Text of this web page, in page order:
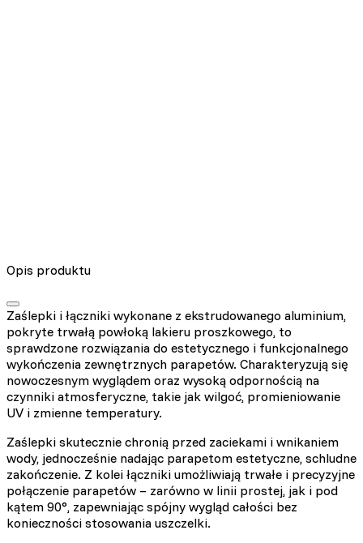
Opis produktu
Zaślepki i łączniki wykonane z ekstrudowanego aluminium,
pokryte trwałą powłoką lakieru proszkowego, to
sprawdzone rozwiązania do estetycznego i funkcjonalnego
wykończenia zewnętrznych parapetów. Charakteryzują się
nowoczesnym wyglądem oraz wysoką odpornością na
czynniki atmosferyczne, takie jak wilgoć, promieniowanie
UV i zmienne temperatury.
Zaślepki skutecznie chronią przed zaciekami i wnikaniem
wody, jednocześnie nadając parapetom estetyczne, schludne
zakończenie. Z kolei łączniki umożliwiają trwałe i precyzyjne
połączenie parapetów – zarówno w linii prostej, jak i pod
kątem 90°, zapewniając spójny wygląd całości bez
konieczności stosowania uszczelki.